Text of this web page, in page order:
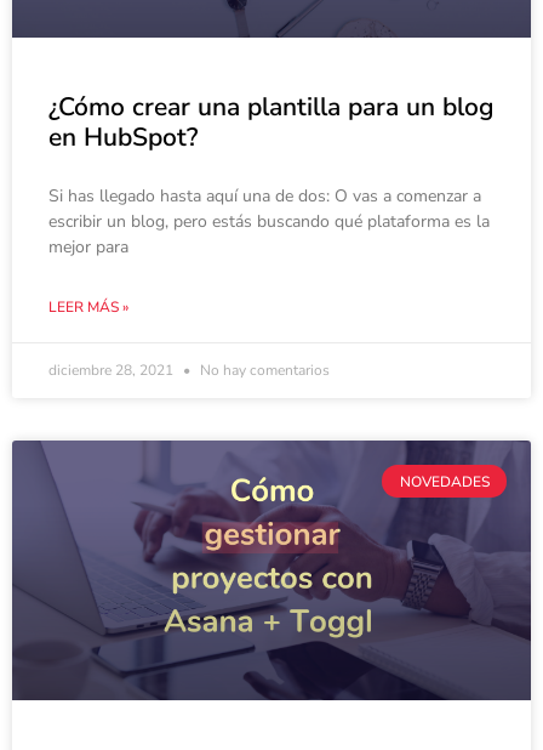
¿Cómo crear una plantilla para un blog
en HubSpot?
Si has llegado hasta aquí una de dos: O vas a comenzar a
escribir un blog, pero estás buscando qué plataforma es la
mejor para
LEER MÁS »
diciembre 28, 2021 No hay comentarios
NOVEDADES